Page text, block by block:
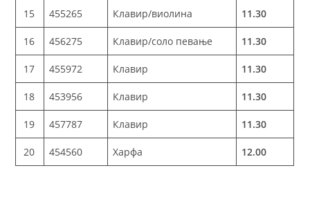
15 455265 Клавир/виолина 11.30
16 456275 Клавир/соло певање 11.30
17 455972 Клавир 11.30
18 453956 Клавир 11.30
19 457787 Клавир 11.30
20 454560 Харфа 12.00